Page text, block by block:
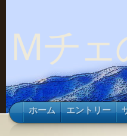
Ｍチ
ホーム エントリー